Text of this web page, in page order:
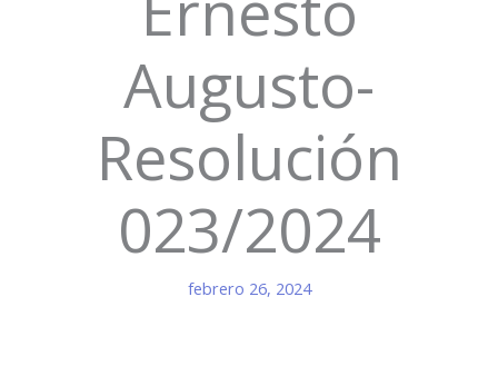
Augusto-
Resolución
023/2024
febrero 26, 2024